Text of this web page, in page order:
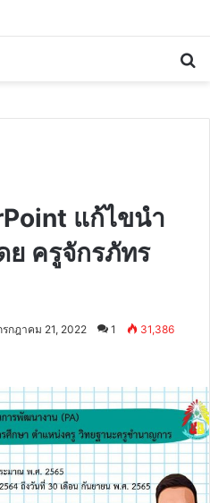
แก้ไขนำ
ย ครูจักรภัทร
รกฎาคม 21, 2022 1 31,386